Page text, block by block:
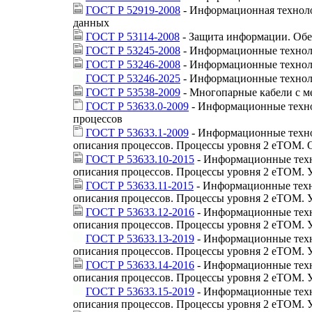
ГОСТ Р 52919-2008 - Информационная
данных
ГОСТ Р 53114-2008 - Защита информации.
ГОСТ Р 53245-2008 - Информационные
ГОСТ Р 53246-2008 - Информационные
ГОСТ Р 53246-2025 - Информационные
ГОСТ Р 53538-2009 - Многопарные кабели с
ГОСТ Р 53633.0-2009 - Информационные
процессов
ГОСТ Р 53633.1-2009 - Информационные
описания процессов. Процессы уровня 2 eTOM.
ГОСТ Р 53633.10-2015 - Информационные
описания процессов. Процессы уровня 2 eTOM.
ГОСТ Р 53633.11-2015 - Информационные
описания процессов. Процессы уровня 2 eTOM.
ГОСТ Р 53633.12-2016 - Информационные
описания процессов. Процессы уровня 2 eTOM.
ГОСТ Р 53633.13-2019 - Информационные
описания процессов. Процессы уровня 2 eTOM.
ГОСТ Р 53633.14-2016 - Информационные
описания процессов. Процессы уровня 2
ГОСТ Р 53633.15-2019 - Информационные
описания процессов. Процессы уровня 2 eTOM.